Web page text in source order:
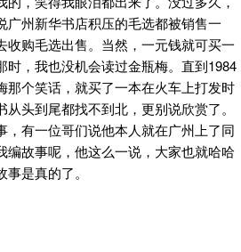
广州新华书店积压的毛选都被销售一
收购毛选出售。当然，一元钱就可买一
时，我也没机会读过金瓶梅。直到1984
那个笑话，就买了一本在火车上打发时
头到尾都找不到北，更别说欣赏了。
，有一位哥们说他本人就在广州上了同
编故事呢，他这么一说，大家也就哈哈
是真的了。